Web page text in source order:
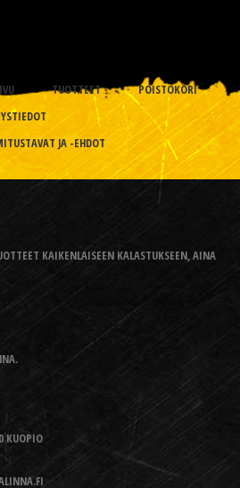
TUOTTEET
POISTOKORI
JA -EHDOT
KAIKENLAISEEN KALASTUKSEEN, AINA
KUOPIO